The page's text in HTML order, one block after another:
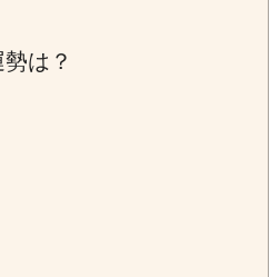
は？